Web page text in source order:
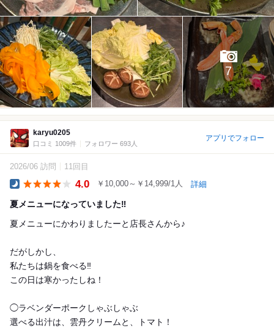
7
karyu0205
口コミ 1009件 フォロワー 693人
アプリでフォロー
2026/06 訪問 11回目
4.0 ￥10,000～￥14,999/1人 詳細
夏メニューになっていました‼️
夏メニューにかわりましたーと店長さんから♪
だがしかし、
私たちは鍋を食べる‼️
この日は寒かったしね！
◯ラベンダーポークしゃぶしゃぶ
選べる出汁は、雲丹クリームと、トマト！